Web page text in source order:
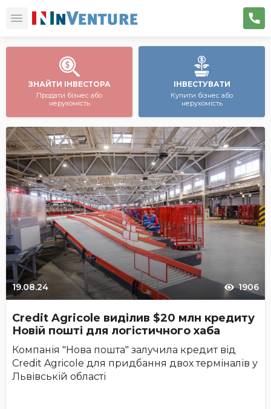
ЗНАЙТИ ІНВЕСТОРА
Продати бізнес або
нерухомість
ІНВЕСТУВАТИ
Купити бізнес або
нерухомість
19.08.24 1906
Credit Agricole виділив $20 млн кредиту
Новій пошті для логістичного хаба
Компанія "Нова пошта" залучила кредит від
Credit Agricole для придбання двох терміналів у
Львівській області